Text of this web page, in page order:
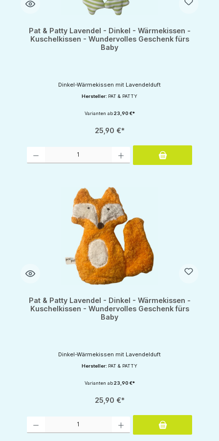
Pat & Patty Lavendel - Dinkel - Wärmekissen -
Kuschelkissen - Wundervolles Geschenk fürs
Baby
Dinkel-Wärmekissen mit Lavendelduft
Hersteller: PAT & PATTY
Varianten ab23,90 €*
25,90 €*
Pat & Patty Lavendel - Dinkel - Wärmekissen -
Kuschelkissen - Wundervolles Geschenk fürs
Baby
Dinkel-Wärmekissen mit Lavendelduft
Hersteller: PAT & PATTY
Varianten ab23,90 €*
25,90 €*